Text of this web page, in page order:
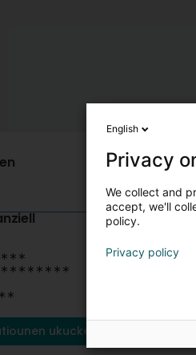
ukucken
English
Privacy
We collect and
accept, we'll
policy.
Privacy policy